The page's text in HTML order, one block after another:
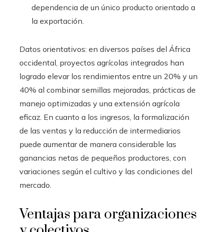
dependencia de un único producto orientado a
la exportación.
Datos orientativos: en diversos países del África
occidental, proyectos agrícolas integrados han
logrado elevar los rendimientos entre un 20% y un
40% al combinar semillas mejoradas, prácticas de
manejo optimizadas y una extensión agrícola
eficaz. En cuanto a los ingresos, la formalización
de las ventas y la reducción de intermediarios
puede aumentar de manera considerable las
ganancias netas de pequeños productores, con
variaciones según el cultivo y las condiciones del
mercado.
Ventajas para organizaciones